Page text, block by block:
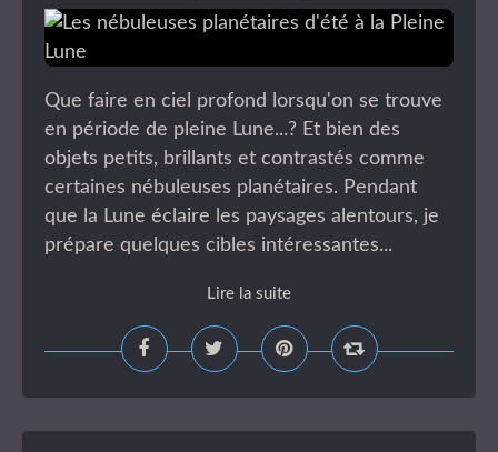
Que faire en ciel profond lorsqu'on se trouve
en période de pleine Lune...? Et bien des
objets petits, brillants et contrastés comme
certaines nébuleuses planétaires. Pendant
que la Lune éclaire les paysages alentours, je
prépare quelques cibles intéressantes...
Lire la suite